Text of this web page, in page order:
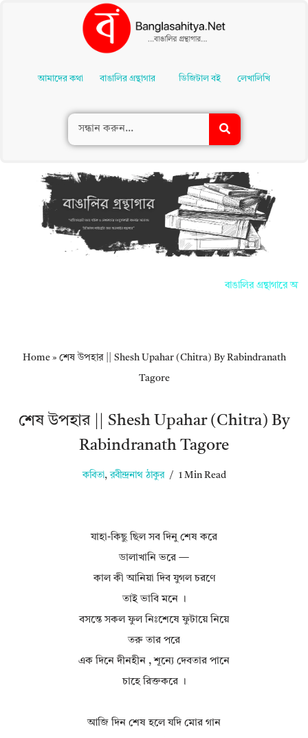
Contentআমাদের কথা বাঙালির গ্রন্থাগার ডিজিটাল বই লেখালিখি
বাঙালির গ্রন্থাগারে
Home» শেষ উপহার || Shesh Upahar (Chitra) By Rabindranath
Tagore
শেষ উপহার || Shesh Upahar (Chitra) By
Rabindranath Tagore
কবিতা, রবীন্দ্রনাথ ঠাকুর 1 Min Read
যাহা-কিছু ছিল সব দিনু শেষ করে
ডালাখানি ভরে —
কাল কী আনিয়া দিব যুগল চরণে
তাই ভাবি মনে ।
বসন্তে সকল ফুল নিঃশেষে ফুটায়ে নিয়ে
তরু তার পরে
এক দিনে দীনহীন , শূন্যে দেবতার পানে
চাহে রিক্তকরে ।
আজি দিন শেষ হলে যদি মোর গান